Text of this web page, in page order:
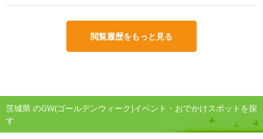
閲覧履歴をもっと見る
茨城県 のGW(ゴールデンウィーク)イベント・おでかけスポットを探
す